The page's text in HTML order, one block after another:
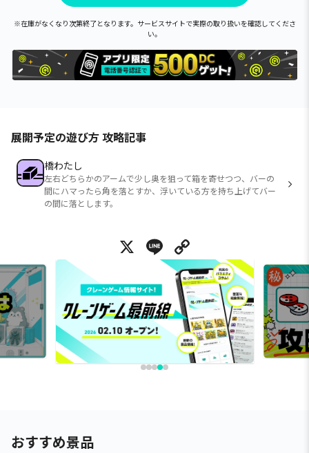
※在庫がなくなり次第終了となります。サービスサイトで実際の取り扱いを確認してくださ
い。
展開予定の遊び方 攻略記事
橋わたし
左右どちらかのアームで少し奥を狙って箱を寄せつつ、バーの
間にハマったら角を落とすか、浮いている方を持ち上げてバー
の間に落とします。
X Line
おすすめ景品